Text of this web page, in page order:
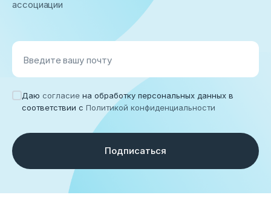
ассоциации
Введите вашу почту
Даю согласие на обработку персональных данных в
соответствии с Политикой конфиденциальности
Подписаться